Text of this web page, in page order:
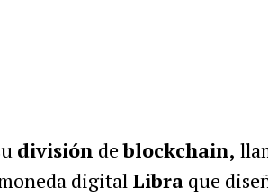
división deblockchain,
digital Libraque